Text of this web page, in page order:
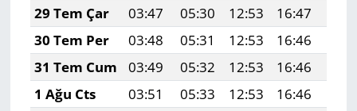
29 Tem Çar
03:47 05:30 12:53 16:47
30 Tem Per
03:48 05:31 12:53 16:46
31 Tem Cum
03:49 05:32 12:53 16:46
1 Ağu Cts
03:51 05:33 12:53 16:46